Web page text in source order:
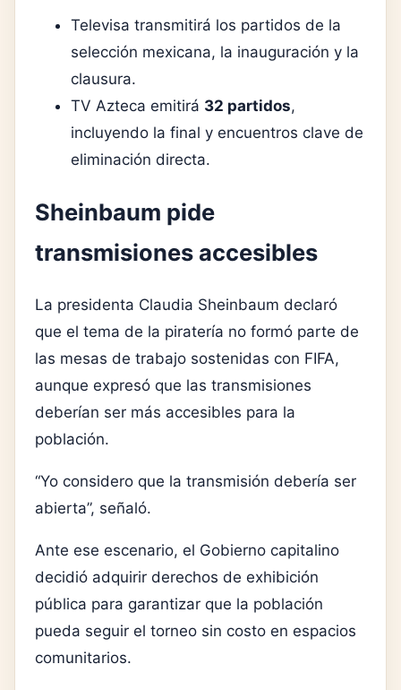
Televisa transmitirá los partidos de la
selección mexicana, la inauguración y la
clausura.
TV Azteca emitirá 32 partidos,
incluyendo la final y encuentros clave de
eliminación directa.
Sheinbaum pide
transmisiones accesibles
La presidenta Claudia Sheinbaum declaró
que el tema de la piratería no formó parte de
las mesas de trabajo sostenidas con FIFA,
aunque expresó que las transmisiones
deberían ser más accesibles para la
población.
“Yo considero que la transmisión debería ser
abierta”, señaló.
Ante ese escenario, el Gobierno capitalino
decidió adquirir derechos de exhibición
pública para garantizar que la población
pueda seguir el torneo sin costo en espacios
comunitarios.